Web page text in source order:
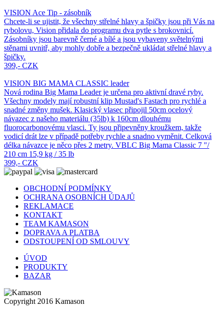
VISION Ace Tip - zásobník
Chcete-li se ujistit, že všechny střelné hlavy a špičky jsou při Vás na
rybolovu, Vision přidala do programu dva pytle s brokovnicí.
Zásobníky jsou barevně černé a bílé a jsou vybaveny světelnými
stěnami uvnitř, aby mohly dobře a bezpečně ukládat střelné hlavy a
špičky.
399,- CZK
VISION BIG MAMA CLASSIC leader
Nová rodina Big Mama Leader je určena pro aktivní dravé ryby.
Všechny modely mají robustní klip Mustad's Fastach pro rychlé a
snadné změny mušek. Klasický vlasec připojil 50cm ocelový
návazec z našeho materiálu (35lb) k 160cm dlouhému
fluorocarbonovému vlasci. Ty jsou připevněny kroužkem, takže
vodicí drát lze v případě potřeby rychle a snadno vyměnit. Celková
délka návazce je něco přes 2 metry. VBLC Big Mama Classic 7 "/
210 cm 15,9 kg / 35 lb
399,- CZK
OBCHODNÍ PODMÍNKY
OCHRANA OSOBNÍCH ÚDAJŮ
REKLAMACE
KONTAKT
TEAM KAMASON
DOPRAVA A PLATBA
ODSTOUPENÍ OD SMLOUVY
ÚVOD
PRODUKTY
BAZAR
Copyright 2016 Kamason